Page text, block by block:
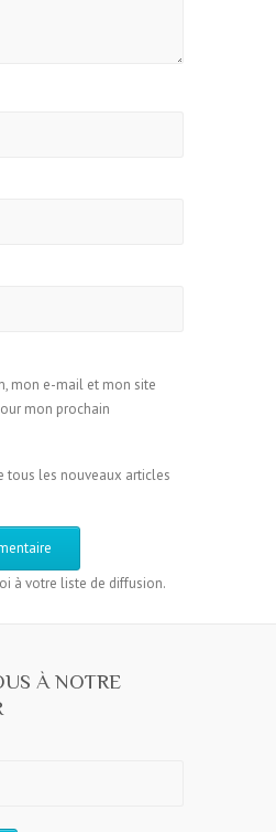
mon e-mail et mon site
mon prochain
tous les nouveaux articles
à votre liste de diffusion.
À NOTRE